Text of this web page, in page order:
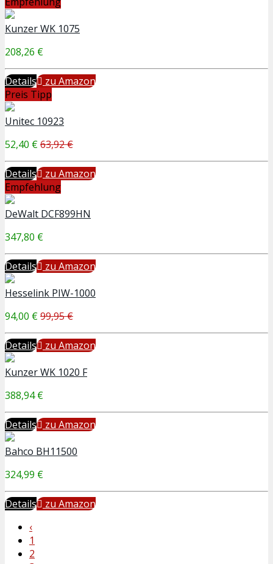
Kunzer WK 1075
208,26 €
Details
zu Amazon
Preis Tipp
Unitec 10923
52,40 €63,92 €
Details
zu Amazon
Empfehlung
DeWalt DCF899HN
347,80 €
Details
zu Amazon
Hesselink PIW-1000
94,00 €99,95 €
Details
zu Amazon
Kunzer WK 1020 F
388,94 €
Details
zu Amazon
Bahco BH11500
324,99 €
Details
zu Amazon
‹
1
2